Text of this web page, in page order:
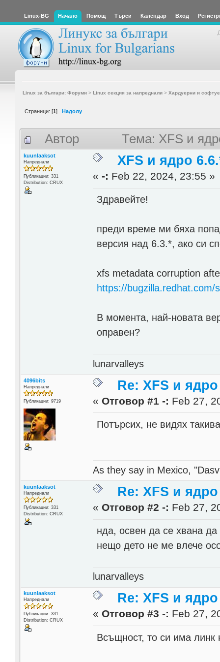
Linux-BG Начало Помощ Търси Календар Вход
Linux за българи: Форуми> Linux секция за напреднали> Хардуерни и
Страници: [1] Надолу
Автор Тема: XFS и
kuunlaaksot
Напреднали
Публикации: 331
Distribution: CRUX
XFS и ядро
«-: Feb 22, 2024, 23:55 »
Здравейте!
преди време ми бяха
версия над 6.3.*, ако си
xfs metadata corruption
https://bugzilla.redhat.com/
В момента, най-новата
оправен?
lunarvalleys
4096bits
Напреднали
Публикации: 9719
Re: XFS и
« Отговор #1 -: Feb 27,
Потърсих, не видях
As they say in Mexico,
kuunlaaksot
Напреднали
Публикации: 331
Distribution: CRUX
Re: XFS и
« Отговор #2 -: Feb 27,
нда, освен да се хвана
нещо дето не ме влече
lunarvalleys
kuunlaaksot
Напреднали
Публикации: 331
Distribution: CRUX
Re: XFS и
« Отговор #3 -: Feb 27,
Всъщност, то си има линк